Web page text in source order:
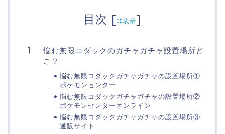
目次 [非表示]
悩む無限コダックのガチャガチャ設置場所ど
こ？
悩む無限コダックガチャガチャの設置場所①
ポケモンセンター
悩む無限コダックガチャガチャの設置場所②
ポケモンセンターオンライン
悩む無限コダックガチャガチャの設置場所③
通販サイト